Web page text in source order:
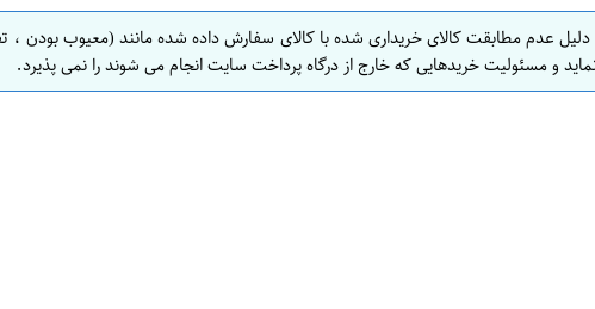
عدم مطابقت کالای خریداری شده با کالای سفارش داده شده مانند (معیوب بودن ،
و مسئولیت خریدهایی که خارج از درگاه پرداخت سایت انجام می شوند را نمی پذیرد.